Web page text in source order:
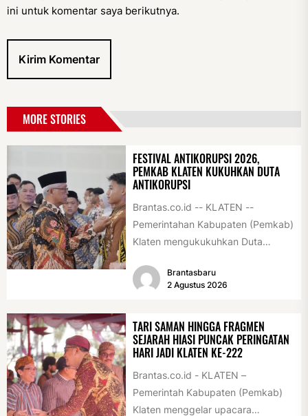
ini untuk komentar saya berikutnya.
MORE STORIES
FESTIVAL ANTIKORUPSI 2026,
PEMKAB KLATEN KUKUHKAN DUTA
ANTIKORUPSI
Brantas.co.id -- KLATEN --
Pemerintahan Kabupaten (Pemkab)
Klaten mengukukuhkan Duta
pelajar dan pemuda. Pengukuhan
tersebut digelar...
Brantasbaru
2 Agustus 2026
TARI SAMAN HINGGA FRAGMEN
SEJARAH HIASI PUNCAK PERINGATAN
HARI JADI KLATEN KE-222
Brantas.co.id - KLATEN –
Pemerintah Kabupaten (Pemkab)
Klaten menggelar upacara